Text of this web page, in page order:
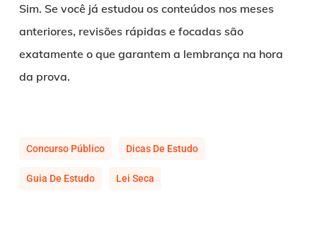
Sim. Se você já estudou os conteúdos nos meses
anteriores, revisões rápidas e focadas são
exatamente o que garantem a lembrança na hora
da prova.
Concurso Público Dicas De Estudo
Guia De Estudo Lei Seca